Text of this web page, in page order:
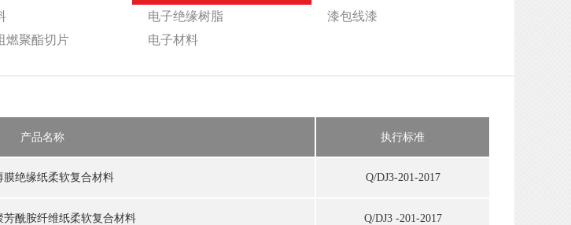
电子绝缘树脂
漆包线漆
燃聚酯切片 电子材料
产品名称 执行标准
膜绝缘纸柔软复合材料 Q/DJ3-201-2017
芳酰胺纤维纸柔软复合材料 Q/DJ3 -201-2017